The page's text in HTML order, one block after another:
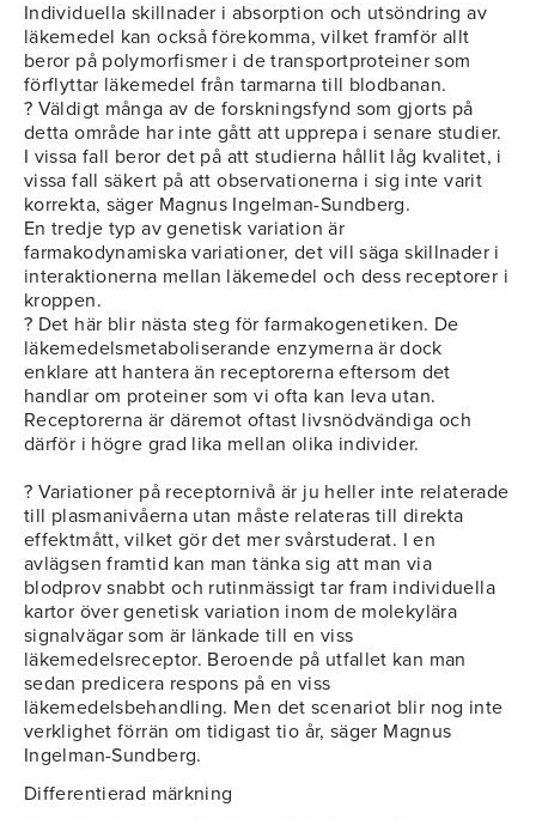
Individuella skillnader i absorption och utsöndring av
läkemedel kan också förekomma, vilket framför allt
beror på polymorfismer i de transportproteiner som
förflyttar läkemedel från tarmarna till blodbanan.
? Väldigt många av de forskningsfynd som gjorts på
detta område har inte gått att upprepa i senare studier.
I vissa fall beror det på att studierna hållit låg kvalitet, i
vissa fall säkert på att observationerna i sig inte varit
korrekta, säger Magnus Ingelman-Sundberg.
En tredje typ av genetisk variation är
farmakodynamiska variationer, det vill säga skillnader i
interaktionerna mellan läkemedel och dess receptorer i
kroppen.
? Det här blir nästa steg för farmakogenetiken. De
läkemedelsmetaboliserande enzymerna är dock
enklare att hantera än receptorerna eftersom det
handlar om proteiner som vi ofta kan leva utan.
Receptorerna är däremot oftast livsnödvändiga och
därför i högre grad lika mellan olika individer.
? Variationer på receptornivå är ju heller inte relaterade
till plasmanivåerna utan måste relateras till direkta
effektmått, vilket gör det mer svårstuderat. I en
avlägsen framtid kan man tänka sig att man via
blodprov snabbt och rutinmässigt tar fram individuella
kartor över genetisk variation inom de molekylära
signalvägar som är länkade till en viss
läkemedelsreceptor. Beroende på utfallet kan man
sedan predicera respons på en viss
läkemedelsbehandling. Men det scenariot blir nog inte
verklighet förrän om tidigast tio år, säger Magnus
Ingelman-Sundberg.
Differentierad märkning